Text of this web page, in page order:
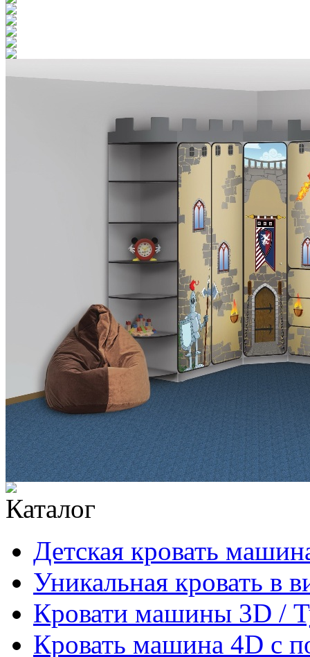
Каталог
Детская кровать
Уникальная кровать в
Кровати машины 3D /
Кровать машина 4D с